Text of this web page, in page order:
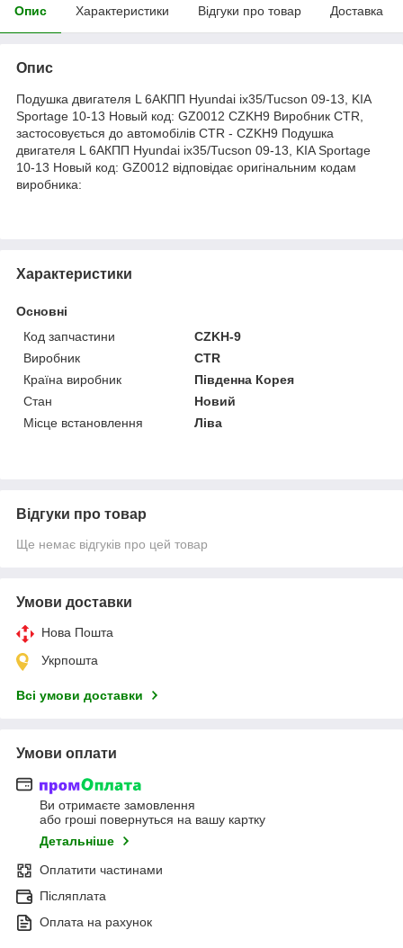
Опис Характеристики Відгуки про товар Доставка
Опис
Подушка двигателя L 6АКПП Hyundai ix35/Tucson 09-13, KIA
Sportage 10-13 Новый код: GZ0012 CZKH9 Виробник CTR,
застосовується до автомобілів CTR - CZKH9 Подушка
двигателя L 6АКПП Hyundai ix35/Tucson 09-13, KIA Sportage
10-13 Новый код: GZ0012 відповідає оригінальним кодам
виробника:
Характеристики
Основні
Код запчастини
CZKH-9
Виробник
CTR
Країна виробник
Південна Корея
Стан
Новий
Місце встановлення
Ліва
Відгуки про товар
Ще немає відгуків про цей товар
Умови доставки
Нова Пошта
Укрпошта
Всі умови доставки
Умови оплати
Ви отримаєте замовлення
або гроші повернуться на вашу картку
Детальніше
Оплатити частинами
Післяплата
Оплата на рахунок